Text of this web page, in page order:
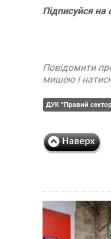
Підписуйся на
Повідомити
мишею і
ДУК "Правий